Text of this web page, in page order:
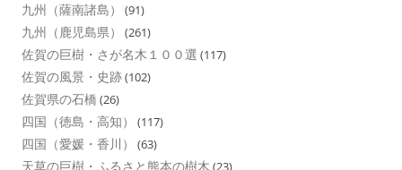
九州（薩南諸島） (91)
九州（鹿児島県） (261)
佐賀の巨樹・さが名木１００選 (117)
佐賀の風景・史跡(102)
佐賀県の石橋 (26)
四国（徳島・高知） (117)
四国（愛媛・香川） (63)
天草の巨樹・ふるさと熊本の樹木 (23)